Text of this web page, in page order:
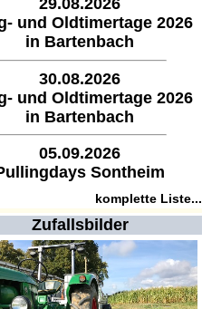
29.08.2026
und Oldtimertage 2026
in Bartenbach
30.08.2026
und Oldtimertage 2026
in Bartenbach
05.09.2026
Sontheim
komplette Liste...
Zufallsbilder